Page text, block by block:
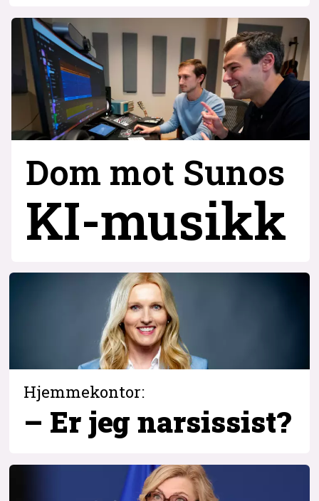
Dom mot Sunos
KI-musikk
Hjemmekontor:
– Er jeg narsissist?